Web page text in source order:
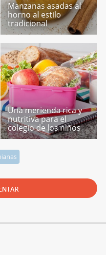
Manzanas asadas al
horno al estilo
tradicional
Una merienda rica y
nutritiva para el
colegio de los niños